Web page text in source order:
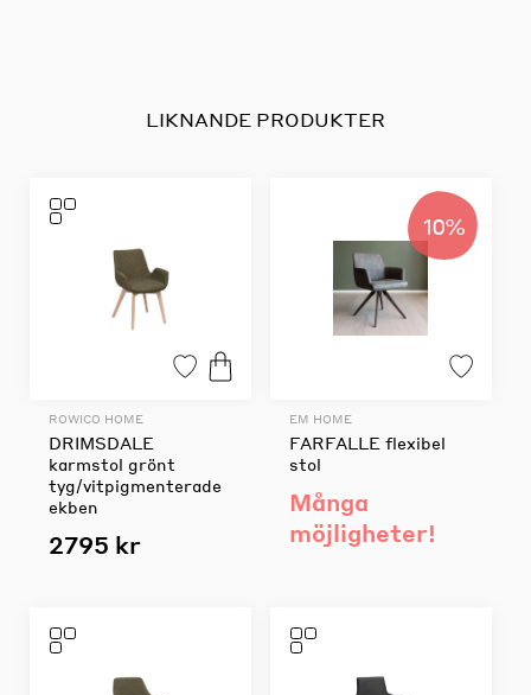
LIKNANDE PRODUKTER
ROWICO HOME
DRIMSDALE
karmstol grönt
tyg/vitpigmenterade
ekben
2795 kr
10%
EM HOME
FARFALLE flexibel
stol
Många
möjligheter!